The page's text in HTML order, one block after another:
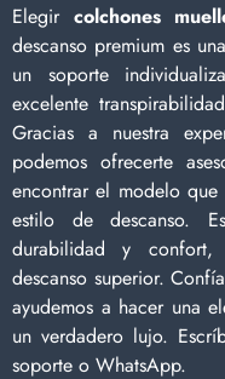
Elegir colchones
descanso premium es
un soporte
excelente
Gracias a nuestra
podemos ofrecerte
encontrar el modelo
estilo de descanso.
durabilidad y confort,
descanso superior.
ayudemos a hacer una
un verdadero lujo.
soporte o WhatsApp.